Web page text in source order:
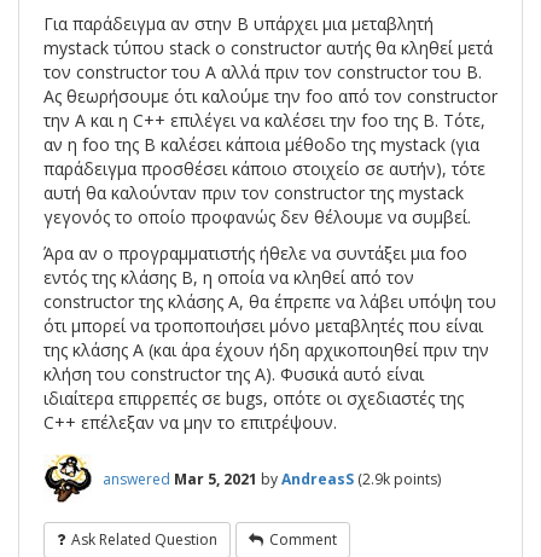
Για παράδειγμα αν στην Β υπάρχει μια μεταβλητή
mystack τύπου stack ο constructor αυτής θα κληθεί μετά
τον constructor του A αλλά πριν τον constructor του Β.
Ας θεωρήσουμε ότι καλούμε την foo από τον constructor
την Α και η C++ επιλέγει να καλέσει την foo της Β. Τότε,
αν η foo της Β καλέσει κάποια μέθοδο της mystack (για
παράδειγμα προσθέσει κάποιο στοιχείο σε αυτήν), τότε
αυτή θα καλούνταν πριν τον constructor της mystack
γεγονός το οποίο προφανώς δεν θέλουμε να συμβεί.
Άρα αν ο προγραμματιστής ήθελε να συντάξει μια foo
εντός της κλάσης Β, η οποία να κληθεί από τον
constructor της κλάσης Α, θα έπρεπε να λάβει υπόψη του
ότι μπορεί να τροποποιήσει μόνο μεταβλητές που είναι
της κλάσης Α (και άρα έχουν ήδη αρχικοποιηθεί πριν την
κλήση του constructor της Α). Φυσικά αυτό είναι
ιδιαίτερα επιρρεπές σε bugs, οπότε οι σχεδιαστές της
C++ επέλεξαν να μην το επιτρέψουν.
answered Mar 5, 2021 byAndreasS (2.9k points)
Ask Related Question Comment